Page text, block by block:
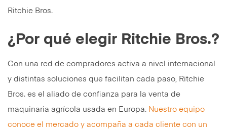
Ritchie Bros.
¿Por qué elegir Ritchie Bros.?
Con una red de compradores activa a nivel internacional
y distintas soluciones que facilitan cada paso, Ritchie
Bros. es el aliado de confianza para la venta de
maquinaria agrícola usada en Europa. Nuestro equipo
conoce el mercado y acompaña a cada cliente con un